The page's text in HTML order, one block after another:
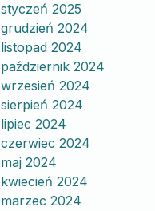
styczeń 2025
grudzień 2024
listopad 2024
październik 2024
wrzesień 2024
sierpień 2024
lipiec 2024
czerwiec 2024
maj 2024
kwiecień 2024
marzec 2024